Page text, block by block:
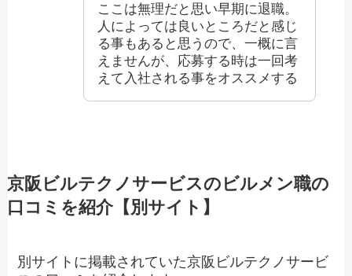
ここは無理だと思い早期に退職。
人によっては良いところだと感じ
る事もあると思うので、一概に言
えませんが、応募する時は一回考
えて入社される事をオススメする
京阪ビルテクノサービスのビルメン職の
口コミを紹介【別サイト】
別サイトに掲載されていた京阪ビルテクノサービ